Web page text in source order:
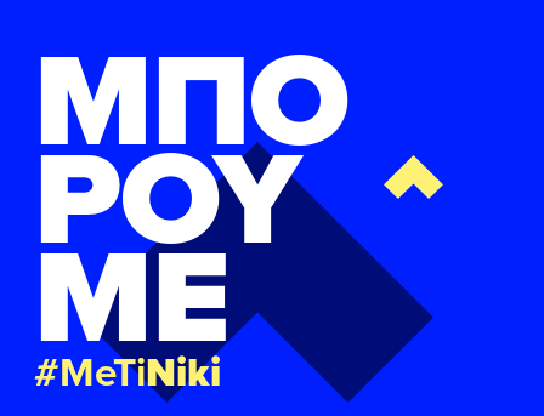
ΜΠΟ
ΡΟΥ
ΜΕ
#MeTiNiki